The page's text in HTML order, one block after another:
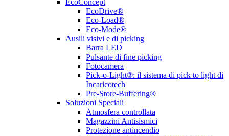
EcoConcept
EcoDrive®
Eco-Load®
Eco-Mode®
Ausili visivi e di picking
Barra LED
Pulsante di fine picking
Fotocamera
Pick-o-Light®: il sistema di pick to light di
Incaricotech
Pre-Store-Buffering®
Soluzioni Speciali
Atmosfera controllata
Magazzini Antisismici
Protezione antincendio